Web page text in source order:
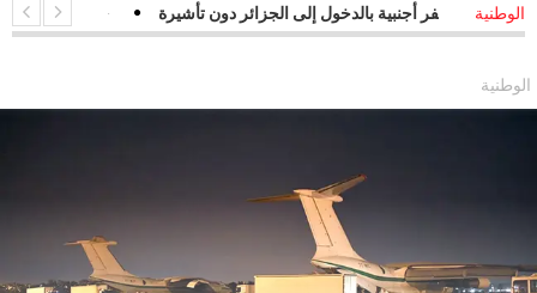
الوطنية
سفر أجنبية بالدخول إلى الجزائر دون تأشيرة - قفزة نوعية في التحول
الوطنية